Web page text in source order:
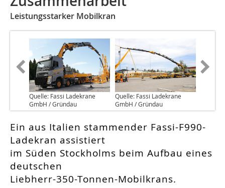
Leistungsstarker Mobilkran
Quelle: Fassi Ladekrane
GmbH / Gründau
Quelle: Fassi Ladekrane
GmbH / Gründau
Ein aus Italien stammender Fassi-F990-
Ladekran assistiert
im Süden Stockholms beim Aufbau eines
deutschen
Liebherr-350-Tonnen-Mobilkrans.